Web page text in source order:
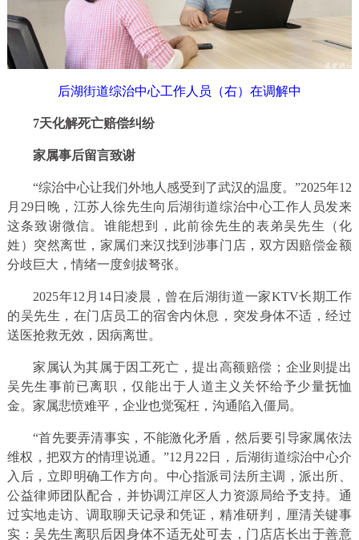
后湖街道综治中心工作人员（右）在调解中
7天化解死亡赔偿纠纷
家属事后留言致谢
“综治中心让我们外地人感受到了武汉的温度。”2025年12
月29日晚，江苏人徐先生向后湖街道综治中心工作人员发来
这条致谢微信。谁能想到，此前徐先生的表弟吴先生（化
姓）突然离世，家属们来汉找到涉事门店，双方因赔偿金额
分歧巨大，情绪一度剑拔弩张。
2025年12月14日凌晨，曾在后湖街道一家KTV长期工作
的吴先生，在门店员工的宿舍内休息，突发身体不适，经过
送医抢救无效，因病离世。
家属认为其属于因工死亡，提出高额赔偿；企业则提出
吴先生事前已离职，仅能出于人道主义关怀给予少量抚恤
金。家属悲愤难平，企业也觉冤枉，沟通陷入僵局。
“首先要弄清事实，不能激化矛盾，然后要引导家属依法
维权，把双方的情理说通。”12月22日，后湖街道综治中心介
入后，立即明确工作方向。中心指派司法所主调，派出所、
公益律师团队配合，并协调江岸区人力资源局给予支持。通
过实地走访、调取聊天记录和凭证，精准研判，厘清关键事
实：吴先生离职后因身体不适无处可去，门店店长出于善意